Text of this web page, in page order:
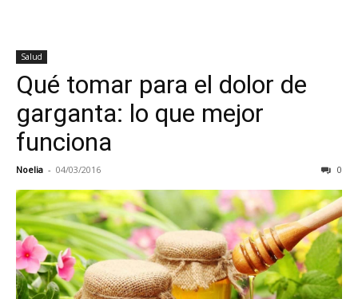
Salud
Qué tomar para el dolor de
garganta: lo que mejor
funciona
Noelia - 04/03/2016 0